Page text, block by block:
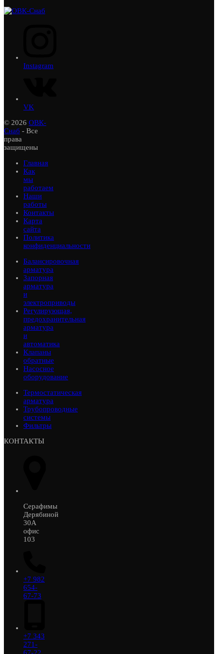
Instagram
VK
© 2026 ОВК-
Снаб - Все
права
защищены
Главная
Как
мы
работаем
Наши
работы
Контакты
Карта
сайта
Политика
конфиденциальности
Балансировочная
арматура
Запорная
арматура
и
электроприводы
Регулирующая,
предохранительная
арматура
и
автоматика
Клапаны
обратные
Насосное
оборудование
Термостатическая
арматура
Трубопроводные
системы
Фильтры
КОНТАКТЫ
Серафимы
Дерябиной
30А
офис
103
+7 982
654-
67-73
+7 343
271-